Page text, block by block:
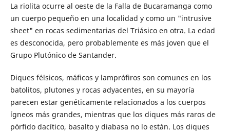
La riolita ocurre al oeste de la Falla de Bucaramanga como
un cuerpo pequeño en una localidad y como un "intrusive
sheet" en rocas sedimentarias del Triásico en otra. La edad
es desconocida, pero probablemente es más joven que el
Grupo Plutónico de Santander.
Diques félsicos, máficos y lamprófiros son comunes en los
batolitos, plutones y rocas adyacentes, en su mayoría
parecen estar genéticamente relacionados a los cuerpos
ígneos más grandes, mientras que los diques más raros de
pórfido dacítico, basalto y diabasa no lo están. Los diques